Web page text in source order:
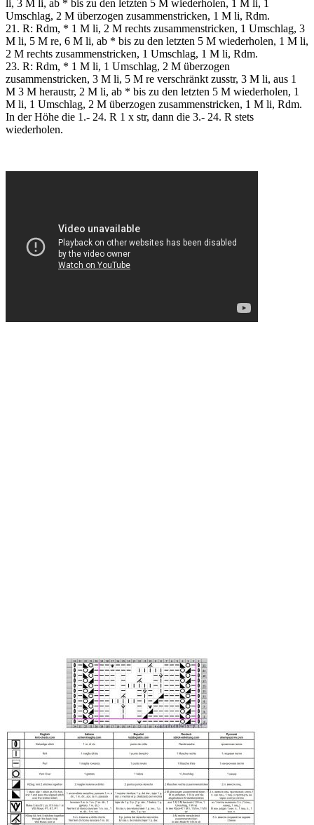
li, 3 M li, ab * bis zu den letzten 5 M wiederholen, 1 M li, 1
Umschlag, 2 M überzogen zusammenstricken, 1 M li, Rdm.
21. R: Rdm, * 1 M li, 2 M rechts zusammenstricken, 1 Umschlag, 3
M li, 5 M re, 6 M li, ab * bis zu den letzten 5 M wiederholen, 1 M li,
2 M rechts zusammenstricken, 1 Umschlag, 1 M li, Rdm.
23. R: Rdm, * 1 M li, 1 Umschlag, 2 M überzogen
zusammenstricken, 3 M li, 5 M re verschränkt zusstr, 3 M li, aus 1
M 3 M heraustr, 2 M li, ab * bis zu den letzten 5 M wiederholen, 1
M li, 1 Umschlag, 2 M überzogen zusammenstricken, 1 M li, Rdm.
In der Höhe die 1.- 24. R 1 x str, dann die 3.- 24. R stets
wiederholen.